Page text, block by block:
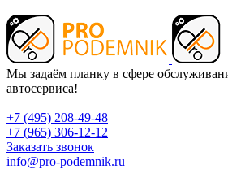
Мы задаём планку в сфере
автосервиса!
+7 (495) 208-49-48
+7 (965) 306-12-12
Заказать звонок
info@pro-podemnik.ru